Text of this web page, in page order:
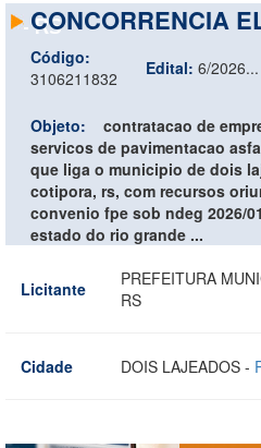
- RS
CONCORRENCIA
Código:
3106211832
Edital: 6/2026...
Objeto:
contratacao de
servicos de pavimentacao
que liga o municipio de dois
cotipora, rs, com recursos
convenio fpe sob ndeg 2026/
estado do rio grande ...
Licitante
PREFEITURA
RS
Cidade DOIS LAJEADOS -